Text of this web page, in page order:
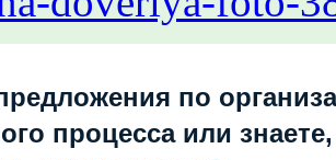
по
процесса или знаете,